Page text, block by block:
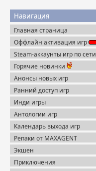
Навигация
Главная страница
Оффлайн активация игр
Steam-аккаунты игр по сети
Горячие новинки
Анонсы новых игр
Ранний доступ игр
Инди игры
Антологии игр
Календарь выхода игр
Репаки от MAXAGENT
Экшен
Приключения